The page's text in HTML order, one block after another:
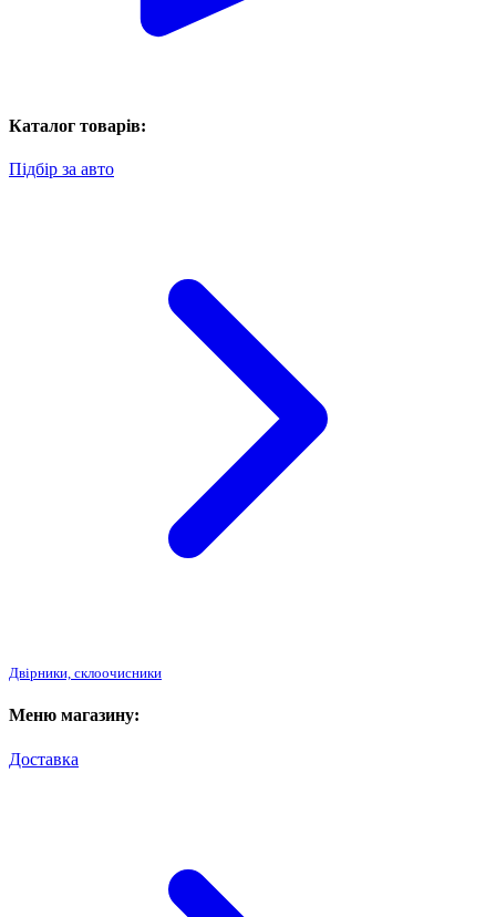
Каталог товарів:
Підбір за авто
Двірники, склоочисники
Меню магазину:
Доставка